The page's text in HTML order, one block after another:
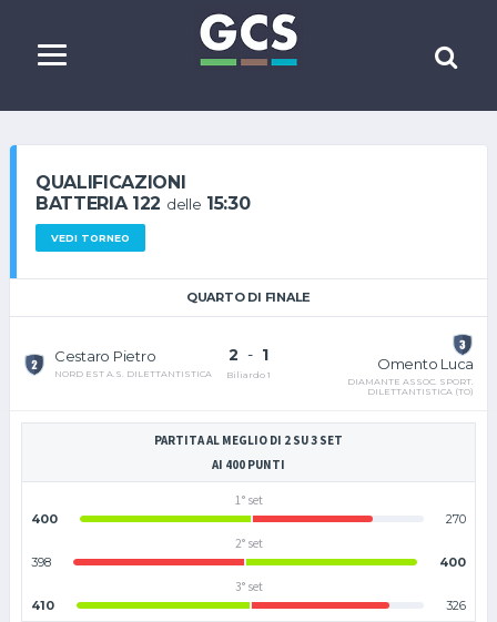
QUALIFICAZIONI
BATTERIA 122 delle 15:30
VEDI TORNEO
QUARTO DI FINALE
Cestaro Pietro
NORD EST A.S. DILETTANTISTICA
2 - 1
Biliardo 1
Omento Luca
DIAMANTE ASSOC. SPORT.
DILETTANTISTICA (TO)
PARTITA AL MEGLIO DI 2 SU 3 SET
AI 400 PUNTI
1° set
400
270
2° set
398
400
3° set
410
326